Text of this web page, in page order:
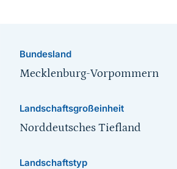
Bundesland
Mecklenburg-Vorpommern
Landschaftsgroßeinheit
Norddeutsches Tiefland
Landschaftstyp